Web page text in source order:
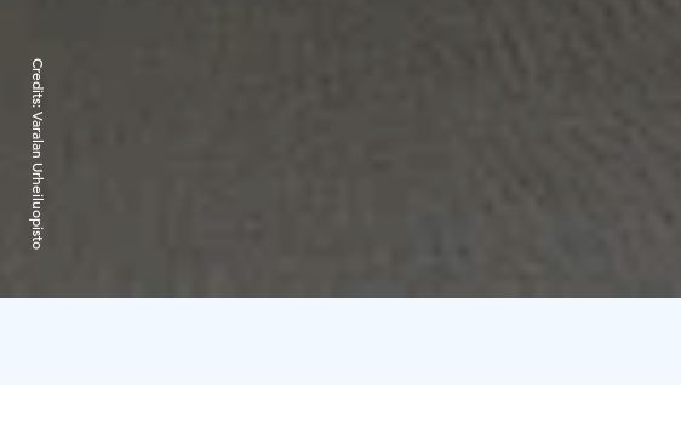
Credits:
Varalan Urheiluopisto